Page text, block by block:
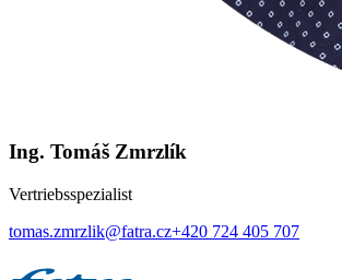
Ing. Tomáš Zmrzlík
Vertriebsspezialist
tomas.zmrzlik@fatra.cz+420 724 405 707